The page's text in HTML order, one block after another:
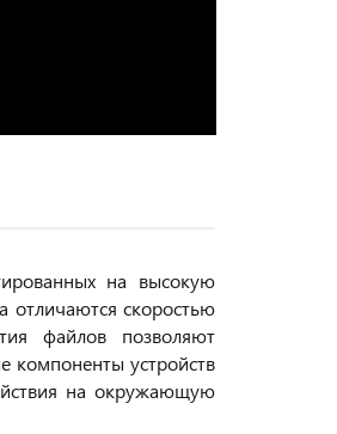
на высокую
отличаются скоростью
файлов позволяют
компоненты устройств
на окружающую